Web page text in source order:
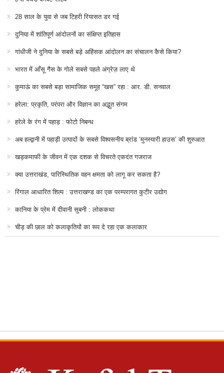
28 साल के युवा से जब टिहरी रियासत डर गई
दुनिया में शांतिपूर्ण आंदोलनों का संक्षिप्त इतिहास
गांधीजी ने दुनिया के सबसे बड़े अहिंसक आंदोलन का संचालन कैसे किया?
भारत में आँसू गैस के गोले सबसे पहले अंग्रेज़ लाए थे
कुमाऊं का सबसे बड़ा सामाजिक समूह “खस” रहा : आर. डी. सनवाल
हरेला: प्रकृति, परंपरा और विज्ञान का अद्भुत संगम
हरेले के रंग में पहाड़ : फोटो निबन्ध
अब हल्द्वानी में पहाड़ी उत्पादों के सबसे विश्वसनीय ब्रांड ‘मुनस्यारी हाउस’ की शुरुआत
खड़कमाफी के जीवन में एक दशक से विचरते एकदंत गजराज
क्या उत्तराखंड, पारिस्थितिक वहन क्षमता को लागू कर सकता है?
रिंगाल आधारित शिल्प : उत्तराखण्ड का एक परम्परागत कुटीर उद्योग
कानिया के प्रेम में दीवानी सुबनी : लोककथा
चीड़ की छाल को कलाकृतियों का रूप दे रहा एक कलाकार